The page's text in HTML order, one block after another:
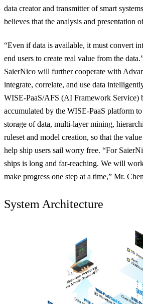
data creator and transmitter of smart
believes that the analysis and presentation
“Even if data is available, it must convert
end users to create real value from the
SaierNico will further cooperate with
integrate, correlate, and use data
WISE-PaaS/AFS (AI Framework Service)
accumulated by the WISE-PaaS platform
storage of data, multi-layer mining,
ruleset and model creation, so that the
help ship users sail worry free. “For
ships is long and far-reaching. We will
make progress one step at a time,” Mr.
System Architecture